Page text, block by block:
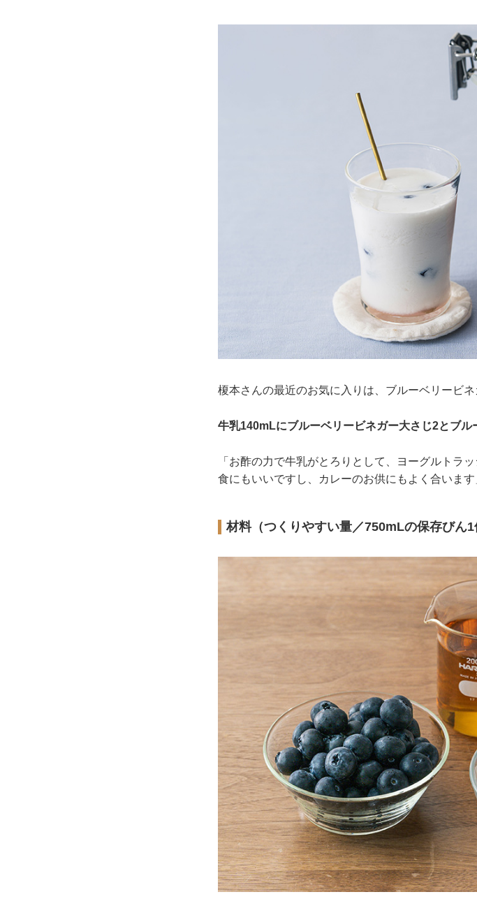
榎本さんの最近のお気に入りは、ブルーベリービネ
牛乳140mLにブルーベリービネガー大さじ2とブル
「お酢の力で牛乳がとろりとして、ヨーグルトラ
食にもいいですし、カレーのお供にもよく合います
材料（つくりやすい量／750mLの保存びん1